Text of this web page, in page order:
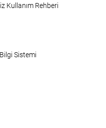
Kullanım Rehberi
Sistemi